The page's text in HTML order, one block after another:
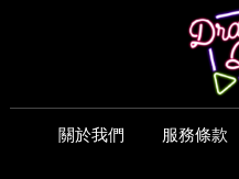
關於我們 服務條款